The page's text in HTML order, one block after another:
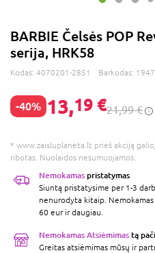
BARBIE Čelsės POP
serija, HRK58
Kodas: 4070201-2851 Barkodas:
-40% 13,19 €21,99 €
* www.zaisluplaneta.lt prieš akciją
ribotas. Nuolaidos nesumuojamos.
Nemokamas pristatymas
Siuntą pristatysime per 1-3
nenurodyta kitaip.
60 eur ir daugiau.
Nemokamas Atsiėmimas tą
Greitas atsiėmimas mūsų ir